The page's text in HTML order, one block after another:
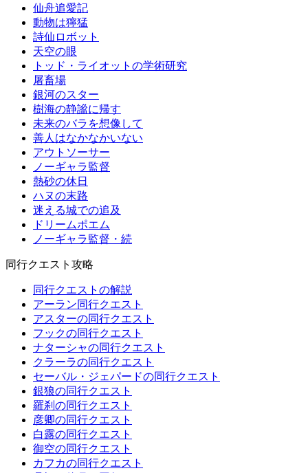
仙舟追愛記
動物は獰猛
詩仙ロボット
天空の眼
トッド・ライオットの学術研究
屠畜場
銀河のスター
樹海の静謐に帰す
未来のバラを想像して
善人はなかなかいない
アウトソーサー
ノーギャラ監督
熱砂の休日
ハヌの末路
迷える城での追及
ドリームポエム
ノーギャラ監督・続
同行クエスト攻略
同行クエストの解説
アーラン同行クエスト
アスターの同行クエスト
フックの同行クエスト
ナターシャの同行クエスト
クラーラの同行クエスト
セーバル・ジェパードの同行クエスト
銀狼の同行クエスト
羅刹の同行クエスト
彦卿の同行クエスト
白露の同行クエスト
御空の同行クエスト
カフカの同行クエスト